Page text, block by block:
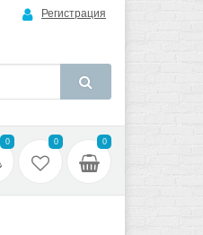
Регистрация
0 0 0